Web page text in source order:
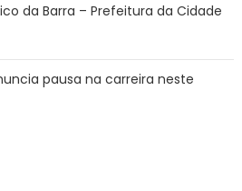
da Barra – Prefeitura da Cidade
pausa na carreira neste